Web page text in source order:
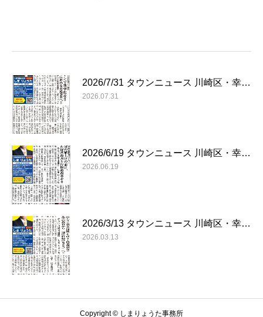
2026/7/31 タウンニュース 川崎区・幸…
2026.07.31
2026/6/19 タウンニュース 川崎区・幸…
2026.06.19
2026/3/13 タウンニュース 川崎区・幸…
2026.03.13
Copyright © しまりょうた事務所